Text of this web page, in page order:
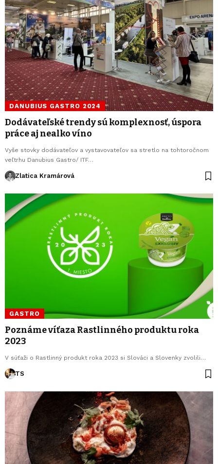
DANUBIUS GASTRO 2024
Dodávateľské trendy sú komplexnosť, úspora
práce aj nealko víno
Vyše stovky dodávateľov a vystavovateľov sa stretlo na tohtoročnom
veľtrhu Danubius Gastro/ ITF…
Zlatica Kramárová
GASTRO
Poznáme víťaza Rastlinného produktu roka
2023
V súťaži o Rastlinný produkt roka 2023 si Slováci a Slovenky zvolili…
TS